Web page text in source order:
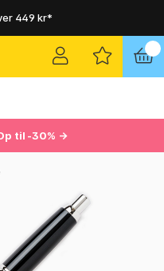
449 kr*
pakkeshop
pakkeshop
til -30% →